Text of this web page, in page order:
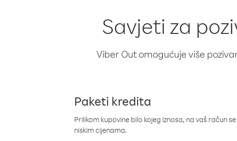
Savjeti za
Viber Out omogućuje više
Paketi kredita
Prilikom kupovine bilo kojeg iznosa, na vaš račun
niskim cijenama.